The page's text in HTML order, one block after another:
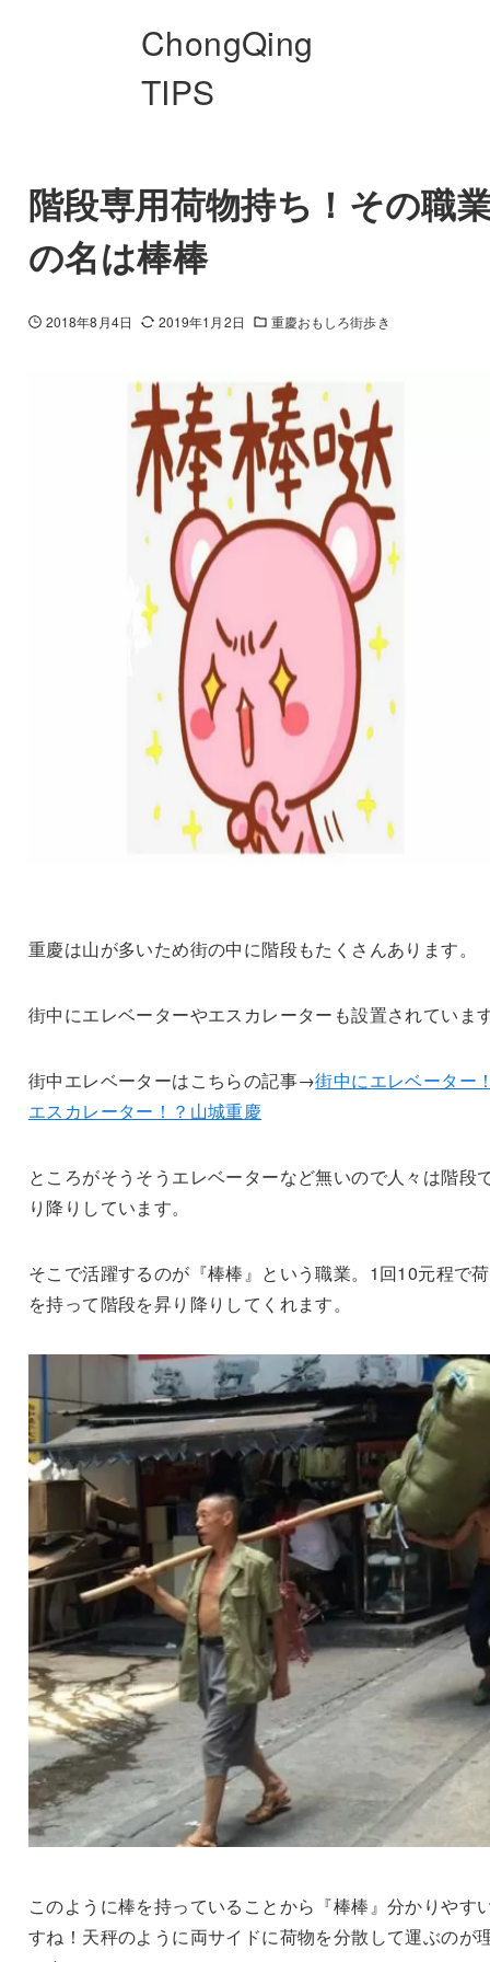
ChongQing
TIPS
階段専用荷物持ち！その職
の名は棒棒
2018年8月4日 2019年1月2日 重慶おもしろ街歩き
重慶は山が多いため街の中に階段もたくさんあります。
街中にエレベーターやエスカレーターも設置されていま
街中エレベーターはこちらの記事→街中にエレベーター
エスカレーター！？山城重慶
ところがそうそうエレベーターなど無いので人々は階段
り降りしています。
そこで活躍するのが『棒棒』という職業。1回10元程で
を持って階段を昇り降りしてくれます。
このように棒を持っていることから『棒棒』分かりやす
すね！天秤のように両サイドに荷物を分散して運ぶのが